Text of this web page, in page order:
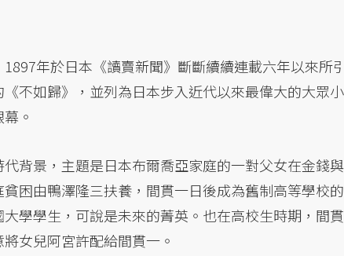
年於日本《讀賣新聞》斷斷續續連載六年以來所
不如歸》，並列為日本步入近代以來最偉大的大眾小
。
背景，主題是日本布爾喬亞家庭的一對父女在金錢與
困由鴨澤隆三扶養，間貫一日後成為舊制高等學校的
學學生，可說是未來的菁英。也在高校生時期，間貫
女兒阿宮許配給間貫一。